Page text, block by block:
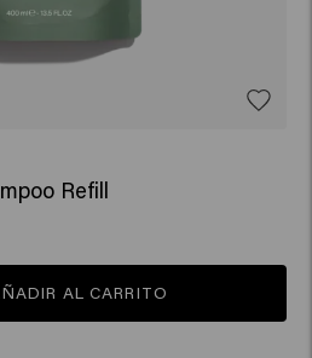
Refill
AL CARRITO